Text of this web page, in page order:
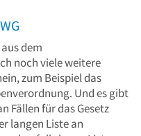
dem
noch viele weitere
zum Beispiel das
Und es gibt
Fällen für das Gesetz
langen Liste an